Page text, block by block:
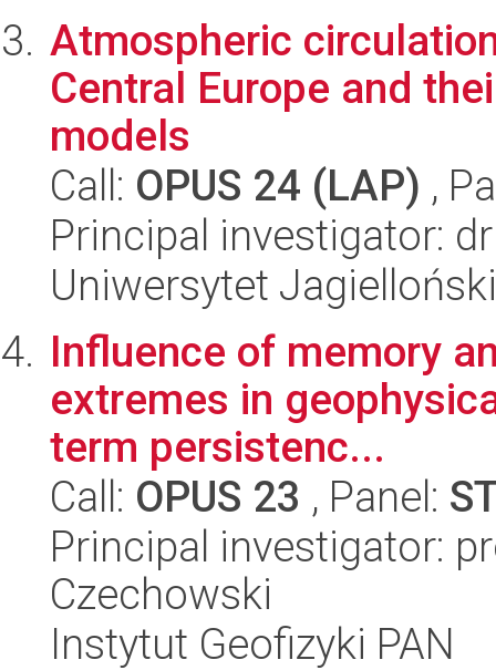
Atmospheric
Central Europe and
models
Call: OPUS 24 (LAP) ,
Principal investigator:
Uniwersytet
Influence of memory
extremes in
term persistenc...
Call: OPUS 23 , Panel:
Principal investigator:
Czechowski
Instytut Geofizyki PAN